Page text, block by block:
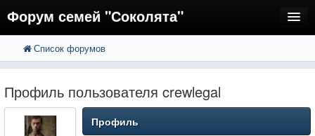
Форум семей "Соколята"
FAQ
Регистрация
Вход
Список форумов
Профиль пользователя crewlegal
Профиль